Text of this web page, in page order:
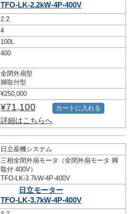
TFO-LK-2.2kW-4P-400V
2.2
4
100L
400
全閉外扇型
脚取付型
¥250,000
¥71,100
詳細はこちらへ
カートに入れる
日立産機システム
三相全閉外扇モータ（全閉外扇モータ 脚
取付 400V）
TFO-LK-3.7kW-4P-400V
日立モーター
TFO-LK-3.7kW-4P-400V